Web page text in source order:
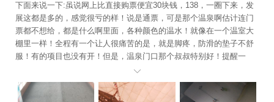
下面来说一下:虽说网上比直接购票便宜30块钱，138，一圈下来，发
展这都是多的，感觉很亏的样！说是通票，可是那个温泉啊估计连门
票都不想给，都是什么啊里面，各种颜色的温水！就像在一个温室大
棚里一样！全程有一个让人很痛苦的是，就是脚疼，防滑的垫子不舒
服！有的项目也没有开！但是，温泉门口那个叔叔特别好！提醒一
下，网上购票，提前两小时！两小时！浴室有一半是不能用的，全程
没拖鞋，浴巾
